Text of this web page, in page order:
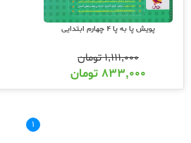
پویش پا به پا 4 چهارم ابتدایی
۱,۱۱۱,۰۰۰تومان
۸۳۳,۰۰۰ تومان
۱